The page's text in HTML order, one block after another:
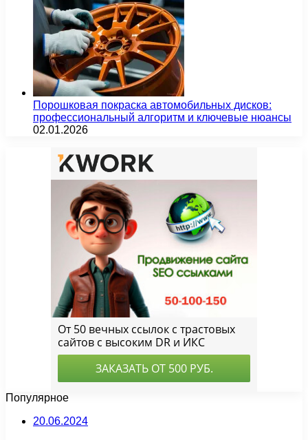
Порошковая покраска автомобильных дисков:
профессиональный алгоритм и ключевые нюансы
02.01.2026
Популярное
20.06.2024